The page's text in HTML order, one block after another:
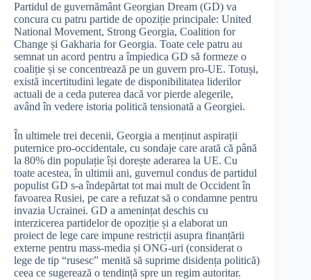
Partidul de guvernământ Georgian Dream (GD) va
concura cu patru partide de opoziție principale: United
National Movement, Strong Georgia, Coalition for
Change și Gakharia for Georgia. Toate cele patru au
semnat un acord pentru a împiedica GD să formeze o
coaliție și se concentrează pe un guvern pro-UE. Totuși,
există incertitudini legate de disponibilitatea liderilor
actuali de a ceda puterea dacă vor pierde alegerile,
având în vedere istoria politică tensionată a Georgiei.
În ultimele trei decenii, Georgia a menținut aspirații
puternice pro-occidentale, cu sondaje care arată că până
la 80% din populație își dorește aderarea la UE. Cu
toate acestea, în ultimii ani, guvernul condus de partidul
populist GD s-a îndepărtat tot mai mult de Occident în
favoarea Rusiei, pe care a refuzat să o condamne pentru
invazia Ucrainei. GD a amenințat deschis cu
interzicerea partidelor de opoziție și a elaborat un
proiect de lege care impune restricții asupra finanțării
externe pentru mass-media și ONG-uri (considerat o
lege de tip “rusesc” menită să suprime disidența politică)
ceea ce sugerează o tendință spre un regim autoritar.